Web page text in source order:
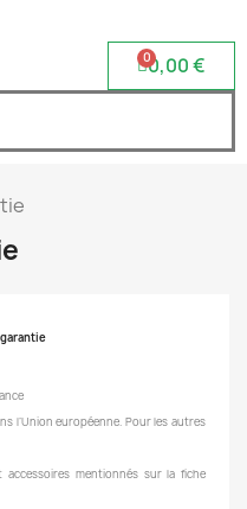
0,00 €
l’Union européenne. Pour les autres
accessoires mentionnés sur la fiche